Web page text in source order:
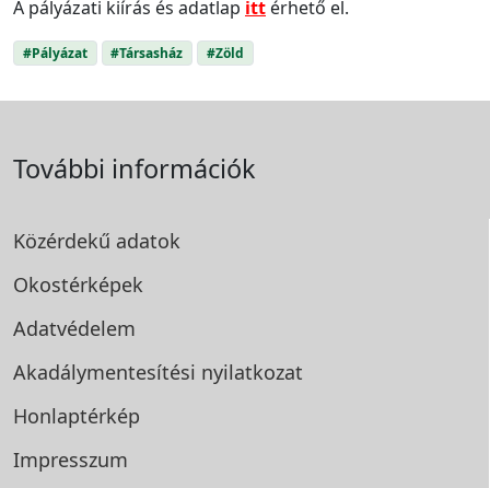
A pályázati kiírás és adatlap itt érhető el.
#Pályázat #Társasház #Zöld
További információk
Közérdekű adatok
Okostérképek
Adatvédelem
Akadálymentesítési nyilatkozat
Honlaptérkép
Impresszum